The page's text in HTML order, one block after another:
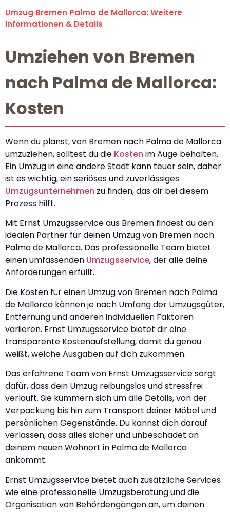
Umzug Bremen Palma de Mallorca: Weitere
Informationen & Details
Umziehen von Bremen
nach Palma de Mallorca:
Kosten
Wenn du planst, von Bremen nach Palma de Mallorca
umzuziehen, solltest du die Kosten im Auge behalten.
Ein Umzug in eine andere Stadt kann teuer sein, daher
ist es wichtig, ein seriöses und zuverlässiges
Umzugsunternehmen zu finden, das dir bei diesem
Prozess hilft.
Mit Ernst Umzugsservice aus Bremen findest du den
idealen Partner für deinen Umzug von Bremen nach
Palma de Mallorca. Das professionelle Team bietet
einen umfassenden Umzugsservice, der alle deine
Anforderungen erfüllt.
Die Kosten für einen Umzug von Bremen nach Palma
de Mallorca können je nach Umfang der Umzugsgüter,
Entfernung und anderen individuellen Faktoren
variieren. Ernst Umzugsservice bietet dir eine
transparente Kostenaufstellung, damit du genau
weißt, welche Ausgaben auf dich zukommen.
Das erfahrene Team von Ernst Umzugsservice sorgt
dafür, dass dein Umzug reibungslos und stressfrei
verläuft. Sie kümmern sich um alle Details, von der
Verpackung bis hin zum Transport deiner Möbel und
persönlichen Gegenstände. Du kannst dich darauf
verlassen, dass alles sicher und unbeschadet an
deinem neuen Wohnort in Palma de Mallorca
ankommt.
Ernst Umzugsservice bietet auch zusätzliche Services
wie eine professionelle Umzugsberatung und die
Organisation von Behördengängen an, um deinen